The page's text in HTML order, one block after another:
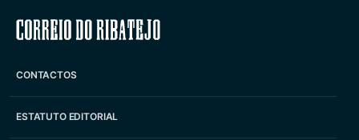
Correio do Ribatejo
CONTACTOS
ESTATUTO EDITORIAL